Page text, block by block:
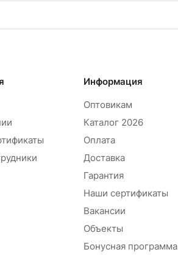
Информация
Оптовикам
Каталог 2026
Оплата
Доставка
Гарантия
Наши сертификаты
Вакансии
Объекты
Бонусная программа